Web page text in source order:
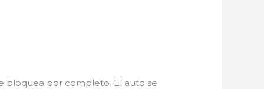
bloquea por completo. El auto se